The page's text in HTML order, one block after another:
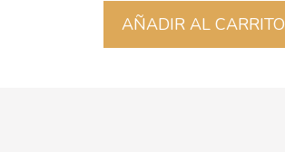
AÑADIR AL CARRITO